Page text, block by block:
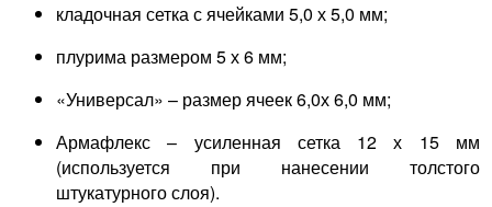
кладочная сетка с ячейками 5,0 х 5,0 мм;
плурима размером 5 х 6 мм;
«Универсал» – размер ячеек 6,0х 6,0 мм;
Армафлекс – усиленная сетка 12 х 15 мм
(используется при нанесении толстого
штукатурного слоя).